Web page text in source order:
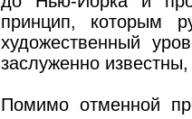
принцип, которым
художественный
заслуженно
Помимо отменной